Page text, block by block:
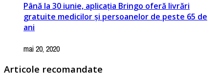
Până la 30 iunie, aplicația Bringo oferă livrări
gratuite medicilor și persoanelor de peste 65 de
ani
mai 20, 2020
Articole recomandate